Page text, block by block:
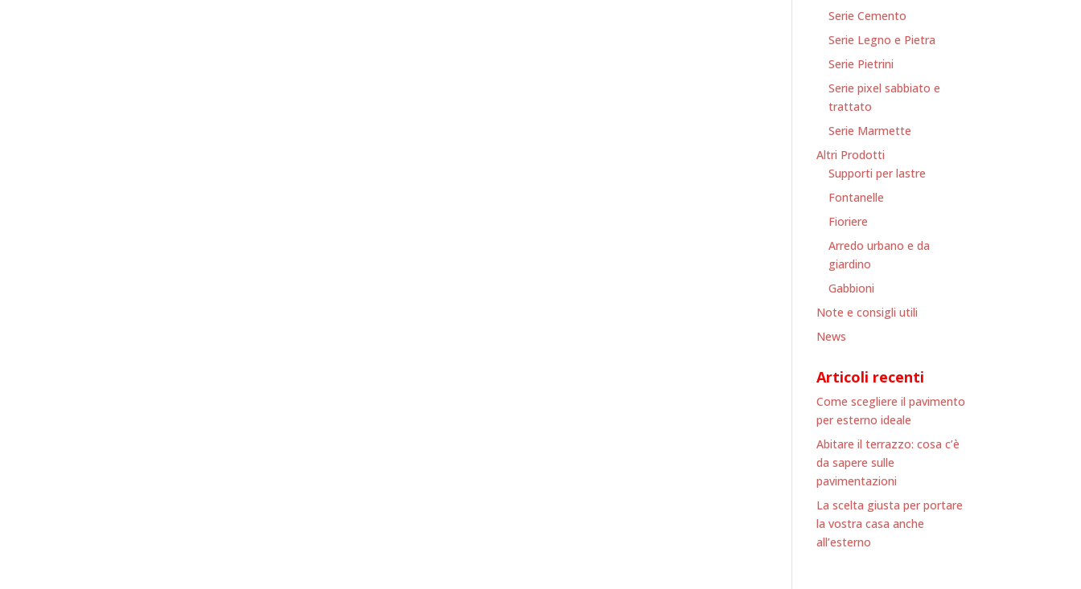
Serie Cemento
Serie Legno e Pietra
Serie Pietrini
Serie pixel sabbiato e
trattato
Serie Marmette
Altri Prodotti
Supporti per lastre
Fontanelle
Fioriere
Arredo urbano e da
giardino
Gabbioni
Note e consigli utili
News
Articoli recenti
Come scegliere il pavimento
per esterno ideale
Abitare il terrazzo: cosa c’è
da sapere sulle
pavimentazioni
La scelta giusta per portare
la vostra casa anche
all’esterno